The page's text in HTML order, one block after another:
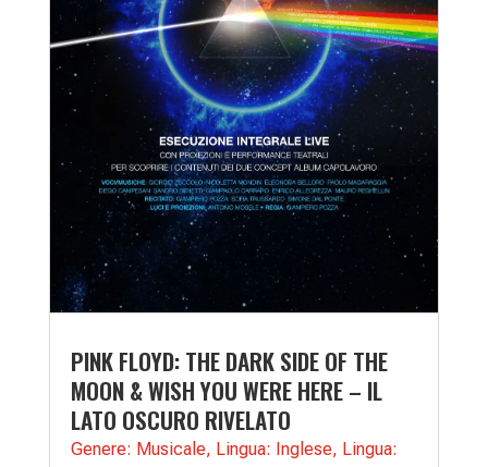
PINK FLOYD: THE DARK SIDE OF THE
MOON & WISH YOU WERE HERE – IL
LATO OSCURO RIVELATO
Genere: Musicale, Lingua: Inglese, Lingua: